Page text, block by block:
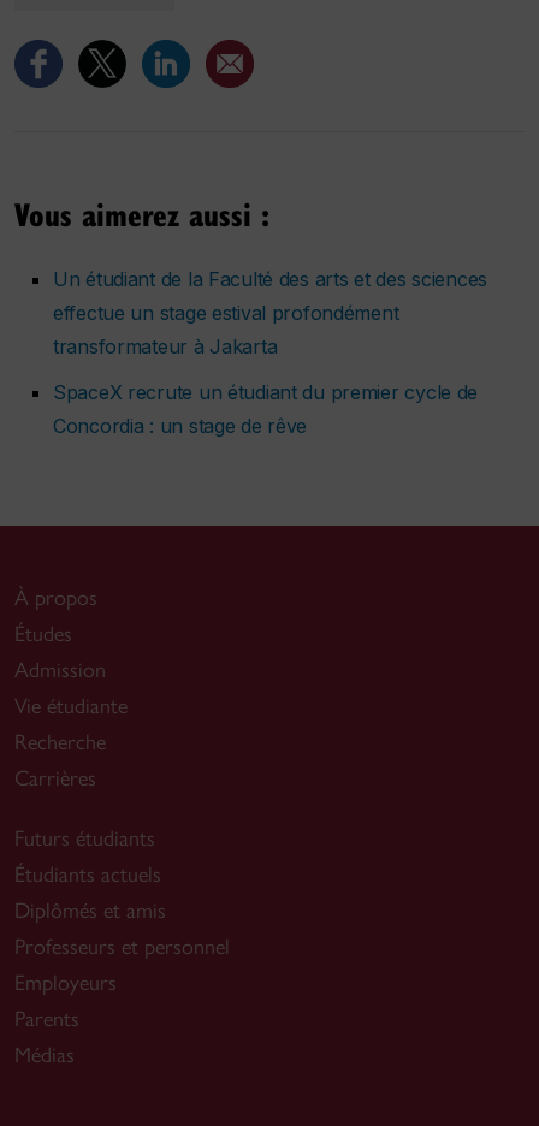
Vous aimerez aussi :
Un étudiant de la Faculté des arts et des sciences
effectue un stage estival profondément
transformateur à Jakarta
SpaceX recrute un étudiant du premier cycle de
Concordia : un stage de rêve
À propos
Études
Admission
Vie étudiante
Recherche
Carrières
Futurs étudiants
Étudiants actuels
Diplômés et amis
Professeurs et personnel
Employeurs
Parents
Médias